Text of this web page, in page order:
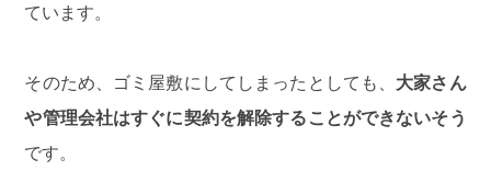
ています。
そのため、ゴミ屋敷にしてしまったとしても、 大家さん
や管理会社はすぐに契約を解除することができないそう
です。